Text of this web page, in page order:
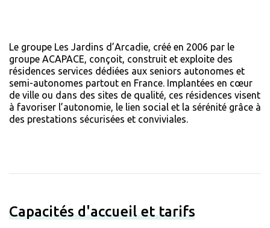
Le groupe Les Jardins d’Arcadie, créé en 2006 par le
groupe ACAPACE, conçoit, construit et exploite des
résidences services dédiées aux seniors autonomes et
semi-autonomes partout en France. Implantées en cœur
de ville ou dans des sites de qualité, ces résidences visent
à favoriser l’autonomie, le lien social et la sérénité grâce à
des prestations sécurisées et conviviales.
Capacités d'accueil et tarifs